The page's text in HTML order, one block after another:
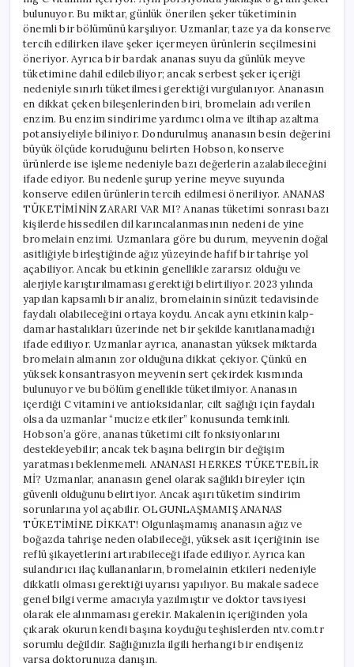
bulunuyor. Bu miktar, günlük önerilen şeker tüketiminin
önemli bir bölümünü karşılıyor. Uzmanlar, taze ya da konserve
tercih edilirken ilave şeker içermeyen ürünlerin seçilmesini
öneriyor. Ayrıca bir bardak ananas suyu da günlük meyve
tüketimine dahil edilebiliyor; ancak serbest şeker içeriği
nedeniyle sınırlı tüketilmesi gerektiği vurgulanıyor. Ananasın
en dikkat çeken bileşenlerinden biri, bromelain adı verilen
enzim. Bu enzim sindirime yardımcı olma ve iltihap azaltma
potansiyeliyle biliniyor. Dondurulmuş ananasın besin değerini
büyük ölçüde koruduğunu belirten Hobson, konserve
ürünlerde ise işleme nedeniyle bazı değerlerin azalabileceğini
ifade ediyor. Bu nedenle şurup yerine meyve suyunda
konserve edilen ürünlerin tercih edilmesi öneriliyor. ANANAS
TÜKETİMİNİN ZARARI VAR MI? Ananas tüketimi sonrası bazı
kişilerde hissedilen dil karıncalanmasının nedeni de yine
bromelain enzimi. Uzmanlara göre bu durum, meyvenin doğal
asitliğiyle birleştiğinde ağız yüzeyinde hafif bir tahrişe yol
açabiliyor. Ancak bu etkinin genellikle zararsız olduğu ve
alerjiyle karıştırılmaması gerektiği belirtiliyor. 2023 yılında
yapılan kapsamlı bir analiz, bromelainin sinüzit tedavisinde
faydalı olabileceğini ortaya koydu. Ancak aynı etkinin kalp-
damar hastalıkları üzerinde net bir şekilde kanıtlanamadığı
ifade ediliyor. Uzmanlar ayrıca, ananastan yüksek miktarda
bromelain almanın zor olduğuna dikkat çekiyor. Çünkü en
yüksek konsantrasyon meyvenin sert çekirdek kısmında
bulunuyor ve bu bölüm genellikle tüketilmiyor. Ananasın
içerdiği C vitamini ve antioksidanlar, cilt sağlığı için faydalı
olsa da uzmanlar “mucize etkiler” konusunda temkinli.
Hobson’a göre, ananas tüketimi cilt fonksiyonlarını
destekleyebilir; ancak tek başına belirgin bir değişim
yaratması beklenmemeli. ANANASI HERKES TÜKETEBİLİR
Mİ? Uzmanlar, ananasın genel olarak sağlıklı bireyler için
güvenli olduğunu belirtiyor. Ancak aşırı tüketim sindirim
sorunlarına yol açabilir. OLGUNLAŞMAMIŞ ANANAS
TÜKETİMİNE DİKKAT! Olgunlaşmamış ananasın ağız ve
boğazda tahrişe neden olabileceği, yüksek asit içeriğinin ise
reflü şikayetlerini artırabileceği ifade ediliyor. Ayrıca kan
sulandırıcı ilaç kullananların, bromelainin etkileri nedeniyle
dikkatli olması gerektiği uyarısı yapılıyor. Bu makale sadece
genel bilgi verme amacıyla yazılmıştır ve doktor tavsiyesi
olarak ele alınmaması gerekir. Makalenin içeriğinden yola
çıkarak okurun kendi başına koyduğu teşhislerden ntv.com.tr
sorumlu değildir. Sağlığınızla ilgili herhangi bir endişeniz
varsa doktorunuza danışın.